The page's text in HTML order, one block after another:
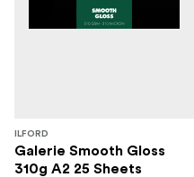
ILFORD
Galerie Smooth Gloss
310g A2 25 Sheets